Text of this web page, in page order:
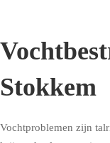
Stokkem
Vochtproblemen zijn